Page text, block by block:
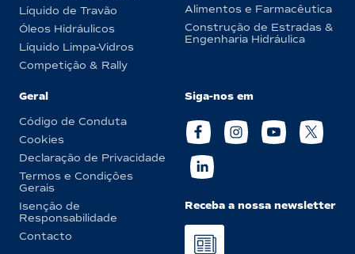
Líquido de Travão
Óleos Hidráulicos
Líquido Limpa-Vidros
Competição & Rally
Alimentos e Farmacêutica
Construção de Estradas &
Engenharia Hidráulica
Geral
Código de Conduta
Cookies
Declaração de Privacidade
Termos e Condições
Gerais
Isenção de
Responsabilidade
Contacto
Siga-nos em
Receba a nossa newsletter